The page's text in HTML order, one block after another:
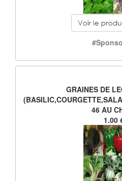
GRAINES DE
46 AU
1.00